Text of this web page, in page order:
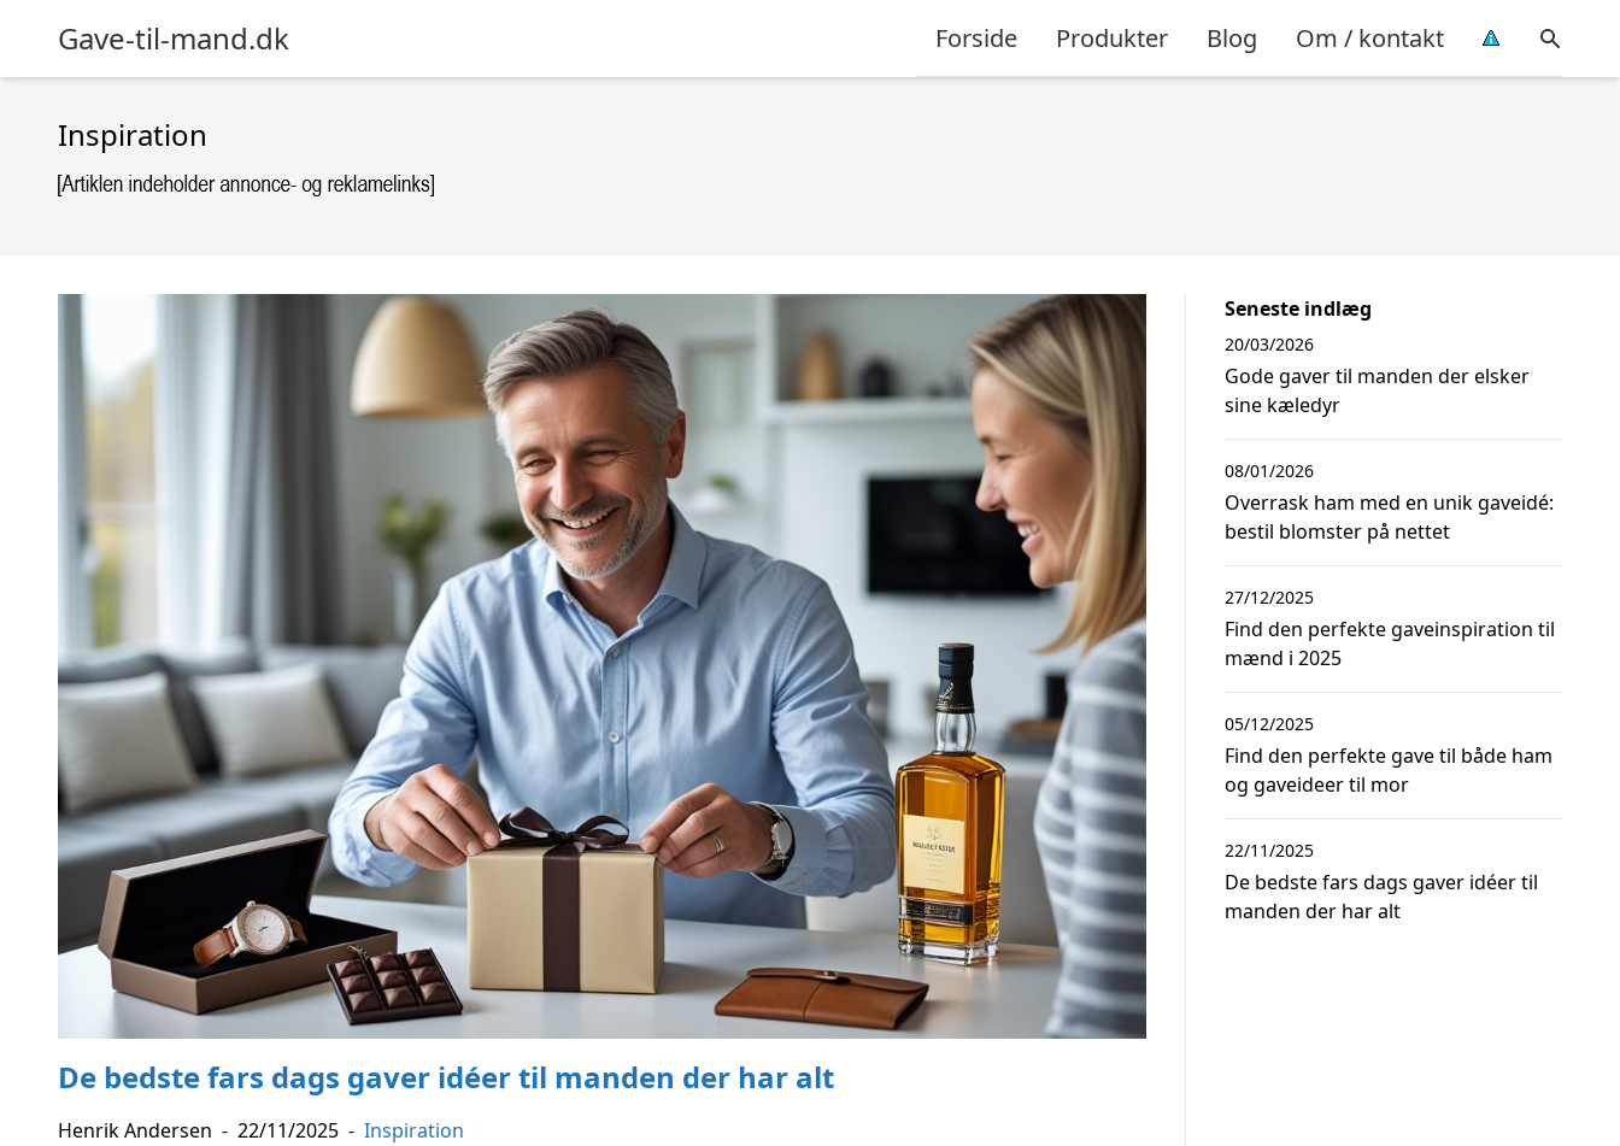
Gave-til-mand.dk Forside Produkter Blog Om / kontakt
Inspiration
De bedste fars dags gaver idéer til manden der har alt
Henrik Andersen - 22/11/2025 - Inspiration
Seneste indlæg
Gode gaver til manden der elsker
sine kæledyr
20/03/2026
Overrask ham med en unik gaveidé:
bestil blomster på nettet
08/01/2026
Find den perfekte gaveinspiration til
mænd i 2025
27/12/2025
Find den perfekte gave til både ham
og gaveideer til mor
05/12/2025
De bedste fars dags gaver idéer til
manden der har alt
22/11/2025